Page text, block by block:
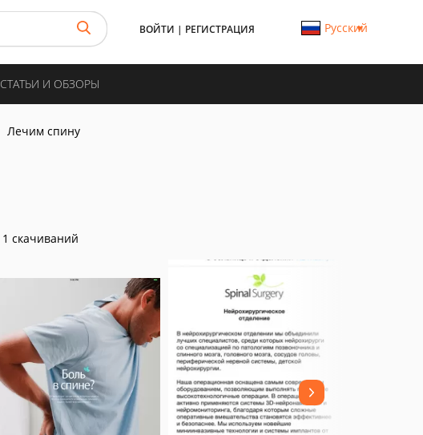
ВОЙТИ | РЕГИСТРАЦИЯ Русский
СТАТЬИ И ОБЗОРЫ
Лечим спину
1 скачиваний